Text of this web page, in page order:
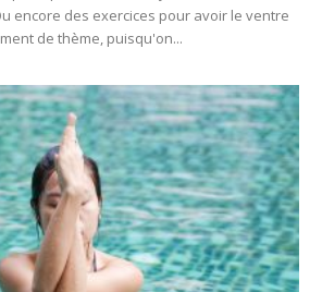
encore des exercices pour avoir le ventre
de thème, puisqu'on...